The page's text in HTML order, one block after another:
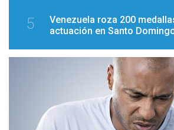
5
Venezuela roza 200
actuación en Santo